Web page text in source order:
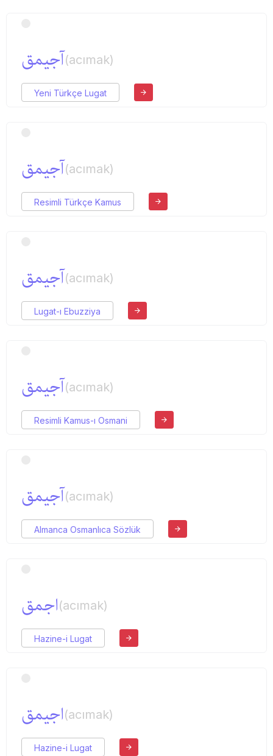
آجیمق(acımak)
Yeni Türkçe Lugat
آجیمق(acımak)
Resimli Türkçe Kamus
آجیمق(acımak)
Lugat-ı Ebuzziya
آجیمق(acımak)
Resimli Kamus-ı Osmani
آجیمق(acımak)
Almanca Osmanlıca Sözlük
اجمق(acımak)
Hazine-i Lugat
اجیمق(acımak)
Hazine-i Lugat